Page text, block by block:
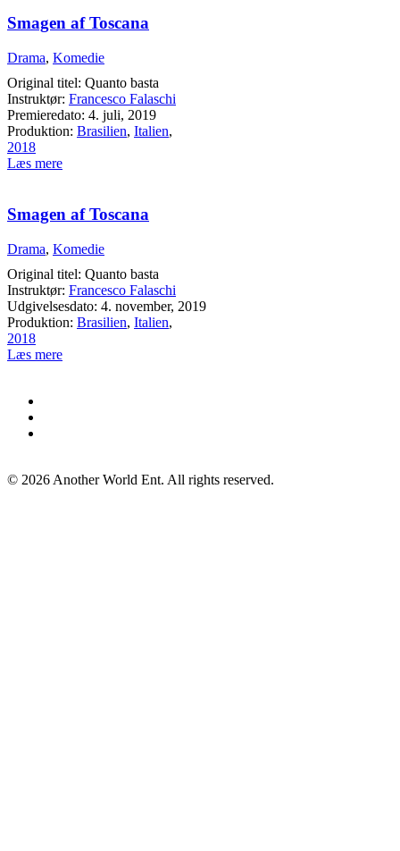
Smagen af Toscana
Drama, Komedie
Original titel: Quanto basta
Instruktør: Francesco Falaschi
Premieredato: 4. juli, 2019
Produktion: Brasilien, Italien,
2018
Læs mere
Smagen af Toscana
Drama, Komedie
Original titel: Quanto basta
Instruktør: Francesco Falaschi
Udgivelsesdato: 4. november, 2019
Produktion: Brasilien, Italien,
2018
Læs mere
© 2026 Another World Ent. All rights reserved.